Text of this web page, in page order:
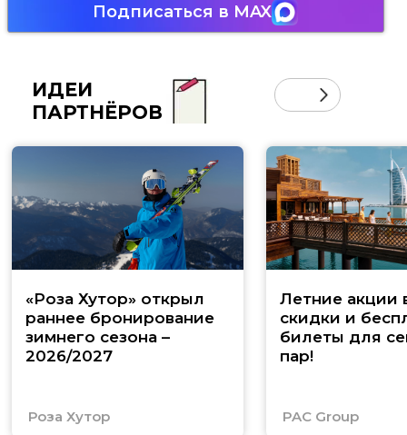
Подписаться в MAX
ИДЕИ
ПАРТНЁРОВ
«Роза Хутор» открыл
раннее бронирование
зимнего сезона –
2026/2027
Роза Хутор
Летние акции
скидки и
билеты для
пар!
PAC Group